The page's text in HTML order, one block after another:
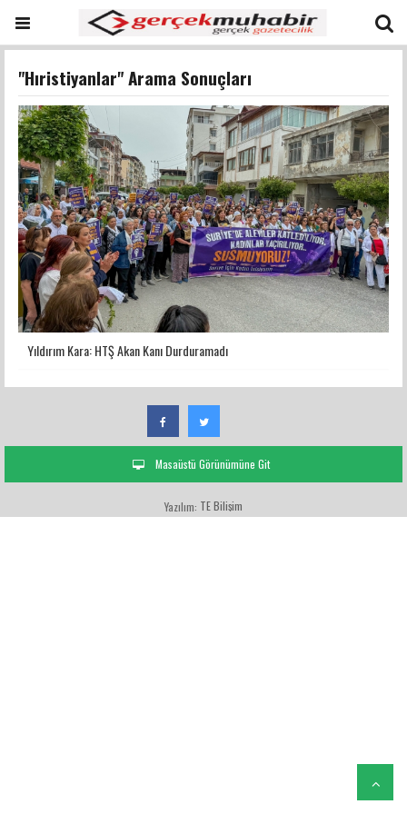
"Hıristiyanlar" Arama Sonuçları
Yıldırım Kara: HTŞ Akan Kanı Durduramadı
Masaüstü Görünümüne Git
Yazılım: TE Bilişim